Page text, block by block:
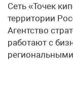
Сеть «Точек
территории
Агентство
работают с